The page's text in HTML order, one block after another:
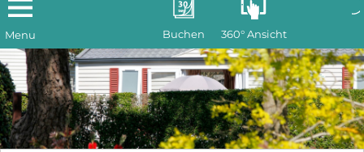
Buchen 360° Ansicht
Menu